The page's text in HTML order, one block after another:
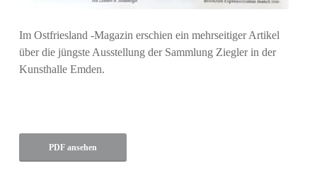
Im Ostfriesland -Magazin erschien ein mehrseitiger Artikel
über die jüngste Ausstellung der Sammlung Ziegler in der
Kunsthalle Emden.
PDF ansehen